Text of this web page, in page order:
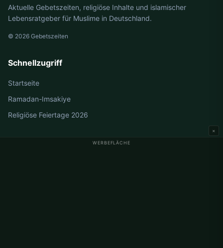
WERBEFLÄCHE
×
Aktuelle Gebetszeiten, religiöse Inhalte und islamischer
Lebensratgeber für Muslime in Deutschland.
© 2026 Gebetszeiten
Schnellzugriff
Startseite
Ramadan-Imsakiye
Religiöse Feiertage 2026
Gebetszeiten Deutschland